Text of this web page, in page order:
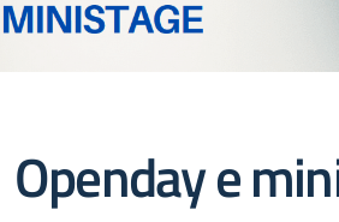
Openday e